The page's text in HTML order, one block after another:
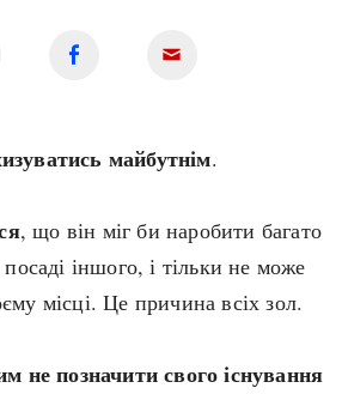
Україна радянська
Античні часи
Темні віки
Високе Середньовіччя
Нова історія
майбутнім.
, що він міг би наробити багато
іншого, і тільки не може
місці. Це причина всіх зол.
не позначити свого існування